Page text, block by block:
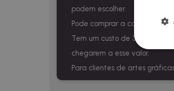
podem escolher.
Pode comprar a caixa
AQUI.
Tem um custo de 30 € que é
chegarem a esse valor.
Para clientes de artes